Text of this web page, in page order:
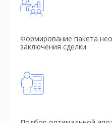
Формирование пакета
заключения сделки